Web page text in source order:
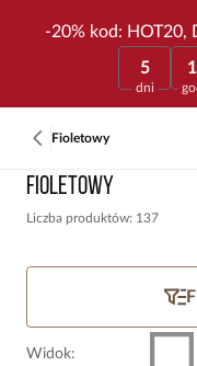
-20% kod: HOT20,
5
dni
Fioletowy
Fioletowy
Liczba produktów: 137
Widok: